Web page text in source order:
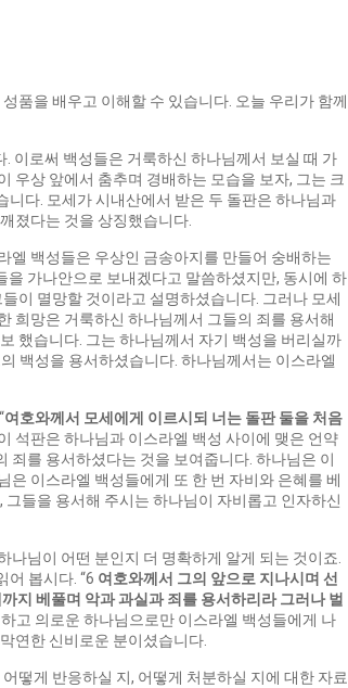
품을 배우고 이해할 수 있습니다. 오늘 우리가 함께
이로써 백성들은 거룩하신 하나님께서 보실 때 가
우상 앞에서 춤추며 경배하는 모습을 보자, 그는 크
니다. 모세가 시내산에서 받은 두 돌판은 하나님과
졌다는 것을 상징했습니다.
엘 백성들은 우상인 금송아지를 만들어 숭배하는
가나안으로 보내겠다고 말씀하셨지만, 동시에 하
이 멸망할 것이라고 설명하셨습니다. 그러나 모세
희망은 거룩하신 하나님께서 그들의 죄를 용서해
했습니다. 그는 하나님께서 자기 백성을 버리실까
백성을 용서하셨습니다. 하나님께서는 이스라엘
여호와께서 모세에게 이르시되 너는 돌판 둘을 처음
석판은 하나님과 이스라엘 백성 사이에 맺은 언약
죄를 용서하셨다는 것을 보여줍니다. 하나님은 이
이스라엘 백성들에게 또 한 번 자비와 은혜를 베
들을 용서해 주시는 하나님이 자비롭고 인자하신
님이 어떤 분인지 더 명확하게 알게 되는 것이죠.
어 봅시다. “6 여호와께서 그의 앞으로 지나시며 선
지 베풀며 악과 과실과 죄를 용서하리라 그러나 벌
고 의로운 하나님으로만 이스라엘 백성들에게 나
연한 신비로운 분이셨습니다.
떻게 반응하실 지, 어떻게 처분하실 지에 대한 자료